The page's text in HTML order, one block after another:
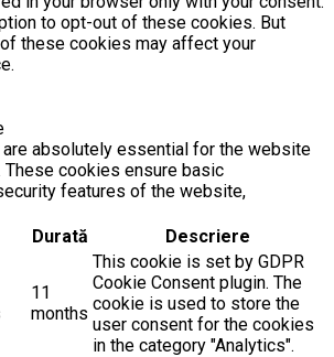
to opt-out of these cookies. But
these cookies may affect your
absolutely essential for the website
These cookies ensure basic
features of the website,
Durată Descriere
11
months
This cookie is set by GDPR
Cookie Consent plugin. The
cookie is used to store the
user consent for the cookies
in the category "Analytics".